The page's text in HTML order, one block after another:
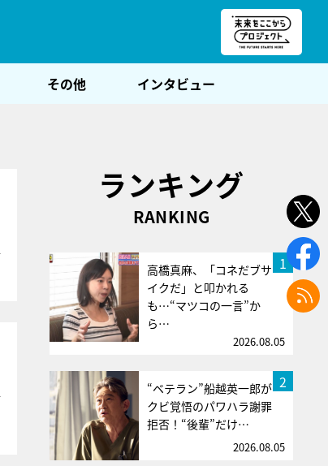
その他 インタビュー
ランキング
RANKING
1
高橋真麻、「コネだブサ
イクだ」と叩かれる
も…“マツコの一言”か
ら…
2026.08.05
2
“ベテラン”船越英一郎が
クビ覚悟のパワハラ謝罪
拒否！“後輩”だけ…
2026.08.05